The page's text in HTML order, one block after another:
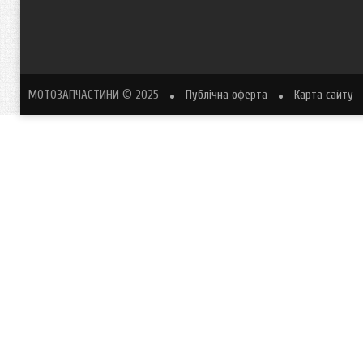
МОТОЗАПЧАСТИНИ © 2025 Публічна оферта Карта сайту